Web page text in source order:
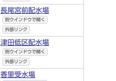
長尾宮前配水場
別ウインドウで開く
外部リンク
津田低区配水場
別ウインドウで開く
外部リンク
香里受水場